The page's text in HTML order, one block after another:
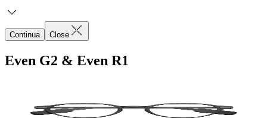
Continua Close
Even G2 & Even R1